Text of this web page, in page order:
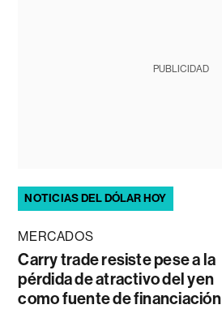
PUBLICIDAD
NOTICIAS DEL DÓLAR HOY
MERCADOS
Carry trade resiste pese a la
pérdida de atractivo del yen
como fuente de financiación